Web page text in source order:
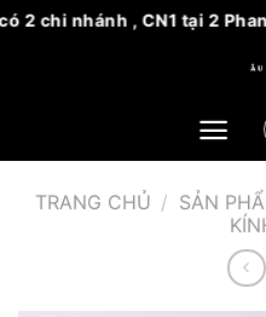
nhánh , CN1 tại 2 Phan
TRANG CHỦ / SẢN